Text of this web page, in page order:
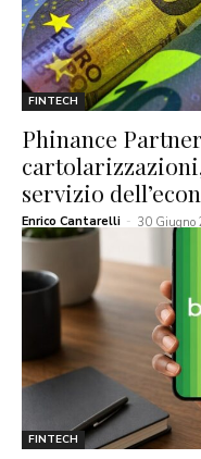
FINTECH
Phinance
servizio
Enrico Cantarelli - 30 Giugno
FINTECH